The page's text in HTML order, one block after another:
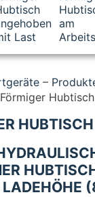
–
LADEHÖHE